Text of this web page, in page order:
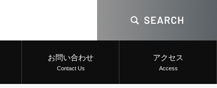
お問い合わせ
Contact Us
アクセス
Access